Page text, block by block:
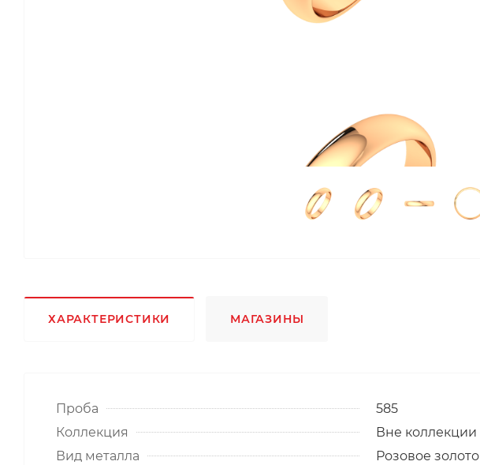
ХАРАКТЕРИСТИКИ МАГАЗИНЫ
Проба
585
Коллекция
Вне коллекции
Вид металла
Розовое золото